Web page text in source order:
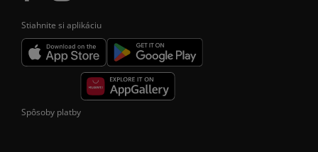
Stiahnite si aplikáciu
Spôsoby platby